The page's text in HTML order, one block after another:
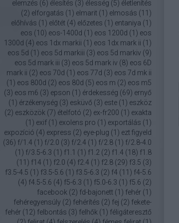
elemzés (6) élesítés (3) élesség (5) életlenítés
(2) elforgatás (1 ) elmarit (1 ) elmosás (11 )
előhívás (1 ) előtét (4) előzetes (1 ) entaniya (1 )
eos (10) eos-1400d (1 ) eos 1200d (1 ) eos
1300d (4) eos 1dx markii (1 ) eos 1dx mark ii (1 )
eos 5d (1 ) eos 5d markiii (3) eos 5d markiv (9)
eos 5d mark iii (3) eos 5d mark iv (8) eos 6D
mark ii (2) eos 70d (1 ) eos 77d (3) eos 7d mk ii
(1 ) eos 800d (2) eos 80d (5) eos m (2) eos m5
(3) eos m6 (3) epson (1 ) érdekesség (69) ernyő
(1 ) érzékenység (3) esküvő (3) este (1 ) eszköz
(2) eszközök (7) ételfotó (2) ex-fr200 (1 ) exakta
(1 ) exif (1 ) exolens pro (1 ) exportálás (1 )
expozíció (4) express (2) eye-plug (1 ) ezt figyeld
(36) f/1.4 (1 ) f/2.0 (3) f/2.4 (1 ) f/2.8 (1 ) f/2.8-4.0
(1 ) f/3.5-6.3 (1 ) f1.1 (1 ) f1.2 (2) f1.4 (18) f1.8
(11 ) f14 (1 ) f2.0 (4) f2.4 (1 ) f2.8 (29) f3.5 (3)
f3.5-4.5 (1 ) f3.5-5.6 (1 ) f3.5-6.3 (2) f4 (11 ) f4-5.6
(4) f4.5-5.6 (4) f5-6.3 (1 ) f5.0-6.3 (1 ) f5.6 (2)
facebook (2) fd-bajonett (1 ) fehér (1 )
fehéregyensúly (2) fehérítés (2) fej (2) fekete-
fehér (12) felbontás (3) felhők (1 ) féligáteresztő